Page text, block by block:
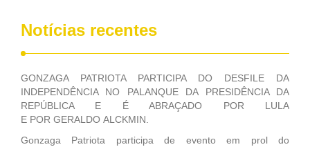
Notícias recentes
GONZAGA PATRIOTA PARTICIPA DO DESFILE DA
INDEPENDÊNCIA NO PALANQUE DA PRESIDÊNCIA DA
REPÚBLICA E É ABRAÇADO POR LULA
E POR GERALDO ALCKMIN.
Gonzaga Patriota participa de evento em prol do